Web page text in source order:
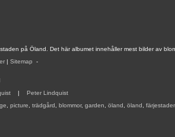
på Öland. Det här albumet innehåller mest bilder av
| Sitemap -
| Peter Lindquist
picture trädgård blommor, garden öland öland